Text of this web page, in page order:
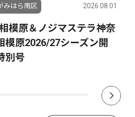
みはら南区 2026.08.01
模原＆ノジマステラ神奈
模原2026/27シーズン開
別号